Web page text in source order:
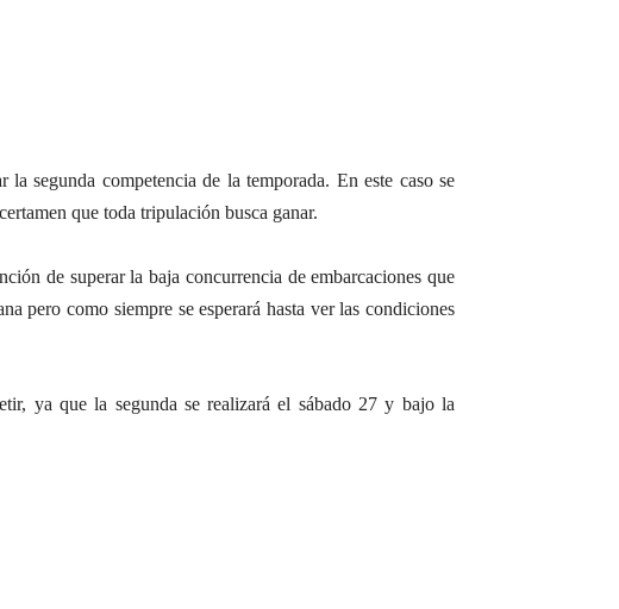
segunda competencia de la temporada. En este caso se
que toda tripulación busca ganar.
de superar la baja concurrencia de embarcaciones que
pero como siempre se esperará hasta ver las condiciones
ya que la segunda se realizará el sábado 27 y bajo la